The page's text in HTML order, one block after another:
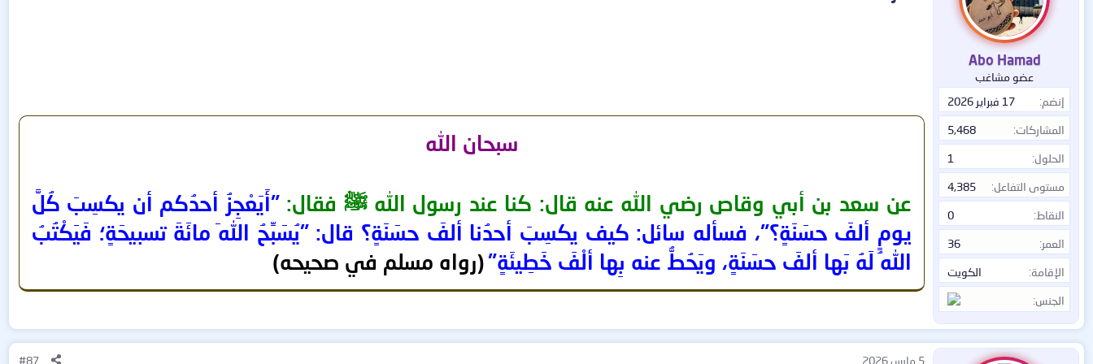
Abo Hamad
عضو مشاغب
إنضم
17 فبراير 2026
المشاركات 5,468
الحلول 1
مستوى التفاعل 4,385
النقاط 0
العمر 36
الإقامة الكويت
الجنس
سبحان الله
عن سعد بن أبي وقاص رضي الله عنه قال: كنا عند رسول الله ﷺ فقال:"أَيَعْجِزُ أحدُكم أن يكسِبَ كُلَّ
يومٍ ألفَ حسَنَةٍ؟"، فسأله سائل: كيف يكسِبَ أحدُنا ألفَ حسَنَةٍ؟ قال: "يُسَبِّحُ اللهَ مائَةَ تسبيحَةٍ؛ فَيَكْتُبُ
اللهُ لَهُ بَها ألفَ حسَنَةٍ، ويَحُطُّ عنه بِها ألْفَ خَطِيئَةٍ"(رواه مسلم في صحيحه)
5 مارس 2026 #87